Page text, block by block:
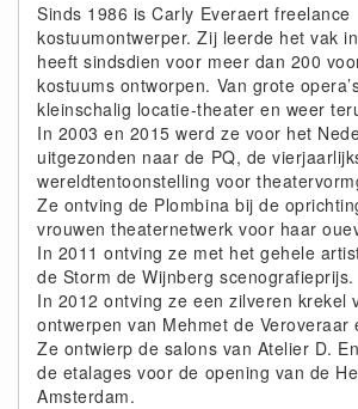
Sinds 1986 is Carly Everaert freelance
kostuumontwerper. Zij leerde het vak
heeft sindsdien voor meer dan 200
kostuums ontworpen. Van grote
kleinschalig locatie-theater en weer
In 2003 en 2015 werd ze voor het
uitgezonden naar de PQ, de
wereldtentoonstelling voor
Ze ontving de Plombina bij de
vrouwen theaternetwerk voor haar
In 2011 ontving ze met het gehele
de Storm de Wijnberg scenografieprijs.
In 2012 ontving ze een zilveren krekel
ontwerpen van Mehmet de Veroveraar
Ze ontwierp de salons van Atelier D.
de etalages voor de opening van de
Amsterdam.